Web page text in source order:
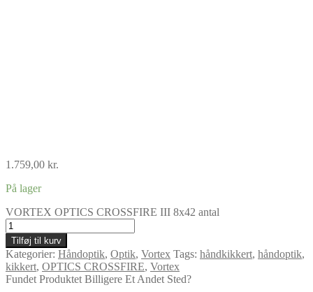
1.759,00 kr.
På lager
VORTEX OPTICS CROSSFIRE III 8x42 antal
Tilføj til kurv
Kategorier: Håndoptik, Optik, Vortex Tags: håndkikkert, håndoptik,
kikkert, OPTICS CROSSFIRE, Vortex
Fundet Produktet Billigere Et Andet Sted?